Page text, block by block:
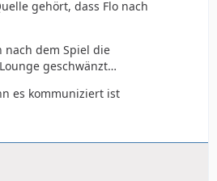
gehört, dass Flo nach
nach dem Spiel die
geschwänzt…
es kommuniziert ist